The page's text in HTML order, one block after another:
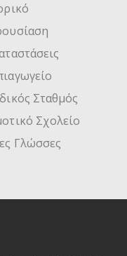
Σταθμός
Σχολείο
Γλώσσες